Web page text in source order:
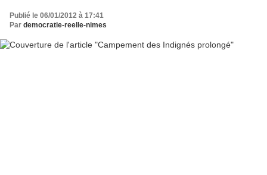
Publié le 06/01/2012 à 17:41
Par democratie-reelle-nimes